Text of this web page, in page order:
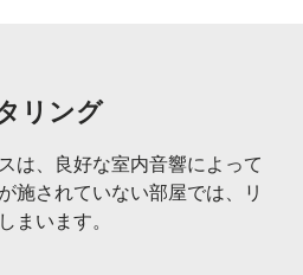
リング
は、良好な室内音響によって
施されていない部屋では、リ
まいます。